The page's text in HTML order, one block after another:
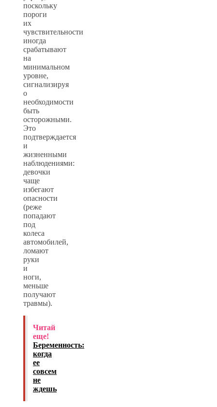
поскольку
пороги
их
чувствительности
иногда
срабатывают
на
минимальном
уровне,
сигнализируя
о
необходимости
быть
осторожными.
Это
подтверждается
и
жизненными
наблюдениями:
девочки
чаще
избегают
опасности
(реже
попадают
под
колеса
автомобилей,
ломают
руки
и
ноги,
меньше
получают
травмы).
Читай
еще!
Беременность:
когда
ее
совсем
не
ждешь